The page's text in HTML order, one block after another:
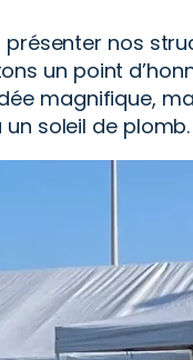
nos
un point
magnifique,
soleil de plomb.